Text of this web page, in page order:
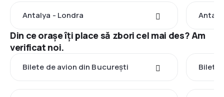
Antalya - Londra
Din ce orașe îți place să zbori cel mai des? Am
verificat noi.
Bilete de avion din București Bilete